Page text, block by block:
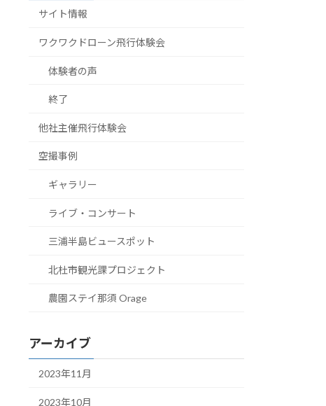
サイト情報
ワクワクドローン飛行体験会
体験者の声
終了
他社主催飛行体験会
空撮事例
ギャラリー
ライブ・コンサート
三浦半島ビュースポット
北杜市観光課プロジェクト
農園ステイ那須 Orage
アーカイブ
2023年11月
2023年10月